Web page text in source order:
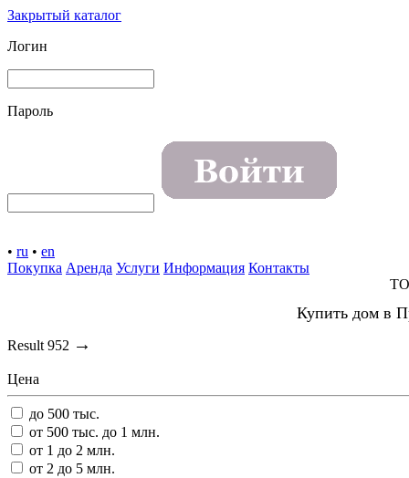
Закрытый каталог
Логин
Пароль
• ru • en
Покупка Аренда Услуги Информация Контакты
Купить дом в
Result 952 →
Цена
до 500 тыс.
от 500 тыс. до 1 млн.
от 1 до 2 млн.
от 2 до 5 млн.